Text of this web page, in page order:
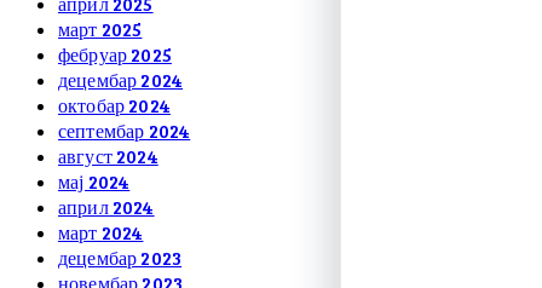
март 2025
фебруар 2025
децембар 2024
октобар 2024
септембар 2024
август 2024
мај 2024
април 2024
март 2024
децембар 2023
новембар 2023